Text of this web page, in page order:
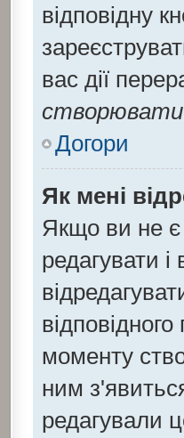
відповідну
вас дії
створювати
Догори
Як мені
Якщо ви не є
редагувати
моменту
ним
редагували